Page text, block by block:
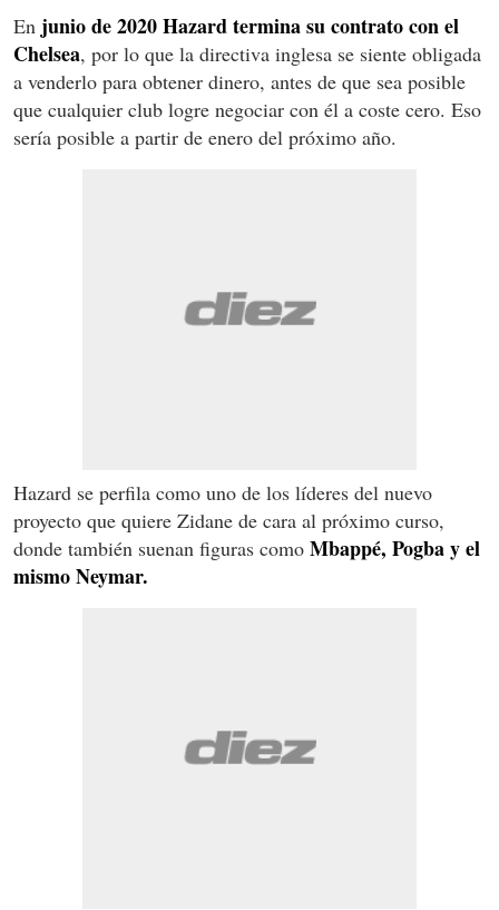
En junio de 2020Hazard termina su contrato con el
Chelsea, por lo que la directiva inglesa se siente obligada
a venderlo para obtener dinero, antes de que sea posible
que cualquier club logre negociar con él a coste cero. Eso
sería posible a partir de enero del próximo año.
Hazard se perfila como uno de los líderes del nuevo
proyecto que quiere Zidane de cara al próximo curso,
donde también suenan figuras como Mbappé, Pogba y el
mismo Neymar.